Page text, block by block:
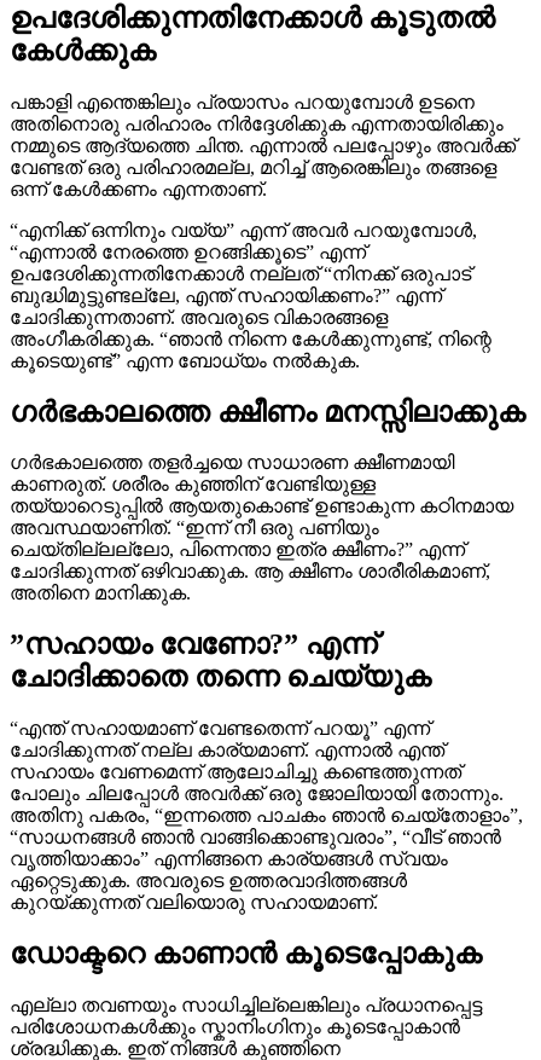
ഉപദേശിക്കുന്നതിനേക്കാൾ കൂടുതൽ
കേൾക്കുക
പങ്കാളി എന്തെങ്കിലും പ്രയാസം പറയുമ്പോൾ ഉടനെ
അതിനൊരു പരിഹാരം നിർദ്ദേശിക്കുക എന്നതായിരിക്കും
നമ്മുടെ ആദ്യത്തെ ചിന്ത. എന്നാൽ പലപ്പോഴും അവർക്ക്
വേണ്ടത് ഒരു പരിഹാരമല്ല, മറിച്ച് ആരെങ്കിലും തങ്ങളെ
ഒന്ന് കേൾക്കണം എന്നതാണ്.
“എനിക്ക് ഒന്നിനും വയ്യ” എന്ന് അവർ പറയുമ്പോൾ,
“എന്നാൽ നേരത്തെ ഉറങ്ങിക്കൂടെ” എന്ന്
ഉപദേശിക്കുന്നതിനേക്കാൾ നല്ലത് “നിനക്ക് ഒരുപാട്
ബുദ്ധിമുട്ടുണ്ടല്ലേ, എന്ത് സഹായിക്കണം?” എന്ന്
ചോദിക്കുന്നതാണ്. അവരുടെ വികാരങ്ങളെ
അംഗീകരിക്കുക. “ഞാൻ നിന്നെ കേൾക്കുന്നുണ്ട്, നിന്റെ
കൂടെയുണ്ട്” എന്ന ബോധ്യം നൽകുക.
ഗർഭകാലത്തെ ക്ഷീണം മനസ്സിലാക്കുക
ഗർഭകാലത്തെ തളർച്ചയെ സാധാരണ ക്ഷീണമായി
കാണരുത്. ശരീരം കുഞ്ഞിന് വേണ്ടിയുള്ള
തയ്യാറെടുപ്പിൽ ആയതുകൊണ്ട് ഉണ്ടാകുന്ന കഠിനമായ
അവസ്ഥയാണിത്. “ഇന്ന് നീ ഒരു പണിയും
ചെയ്തില്ലല്ലോ, പിന്നെന്താ ഇത്ര ക്ഷീണം?” എന്ന്
ചോദിക്കുന്നത് ഒഴിവാക്കുക. ആ ക്ഷീണം ശാരീരികമാണ്,
അതിനെ മാനിക്കുക.
”സഹായം വേണോ?” എന്ന്
ചോദിക്കാതെ തന്നെ ചെയ്യുക
“എന്ത് സഹായമാണ് വേണ്ടതെന്ന് പറയൂ” എന്ന്
ചോദിക്കുന്നത് നല്ല കാര്യമാണ്. എന്നാൽ എന്ത്
സഹായം വേണമെന്ന് ആലോചിച്ചു കണ്ടെത്തുന്നത്
പോലും ചിലപ്പോൾ അവർക്ക് ഒരു ജോലിയായി തോന്നും.
അതിനു പകരം, “ഇന്നത്തെ പാചകം ഞാൻ ചെയ്തോളാം”,
“സാധനങ്ങൾ ഞാൻ വാങ്ങിക്കൊണ്ടുവരാം”, “വീട് ഞാൻ
വൃത്തിയാക്കാം” എന്നിങ്ങനെ കാര്യങ്ങൾ സ്വയം
ഏറ്റെടുക്കുക. അവരുടെ ഉത്തരവാദിത്തങ്ങൾ
കുറയ്ക്കുന്നത് വലിയൊരു സഹായമാണ്.
ഡോക്ടറെ കാണാൻ കൂടെപ്പോകുക
എല്ലാ തവണയും സാധിച്ചില്ലെങ്കിലും പ്രധാനപ്പെട്ട
പരിശോധനകൾക്കും സ്കാനിംഗിനും കൂടെപ്പോകാൻ
ശ്രദ്ധിക്കുക. ഇത് നിങ്ങൾ കുഞ്ഞിനെ